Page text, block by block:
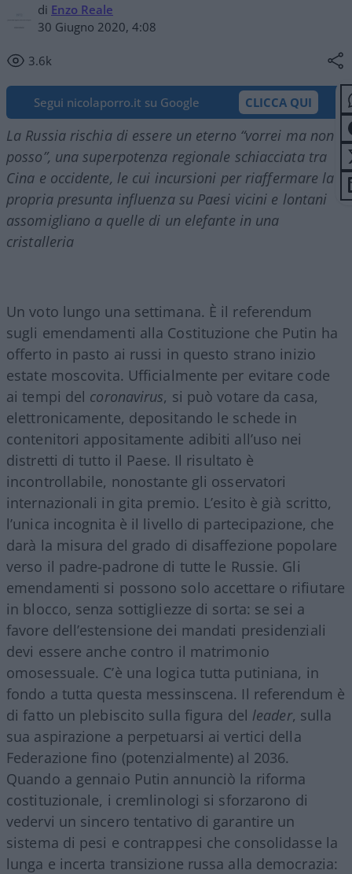
di Enzo Reale
30 Giugno 2020, 4:08
3.6k
Segui nicolaporro.it su Google CLICCA QUI
La Russia rischia di essere un eterno “vorrei ma non
posso”, una superpotenza regionale schiacciata tra
Cina e occidente, le cui incursioni per riaffermare la
propria presunta influenza su Paesi vicini e lontani
assomigliano a quelle di un elefante in una
cristalleria
Un voto lungo una settimana. È il referendum
sugli emendamenti alla Costituzione che Putin ha
offerto in pasto ai russi in questo strano inizio
estate moscovita. Ufficialmente per evitare code
ai tempi del coronavirus, si può votare da casa,
elettronicamente, depositando le schede in
contenitori appositamente adibiti all’uso nei
distretti di tutto il Paese. Il risultato è
incontrollabile, nonostante gli osservatori
internazionali in gita premio. L’esito è già scritto,
l’unica incognita è il livello di partecipazione, che
darà la misura del grado di disaffezione popolare
verso il padre-padrone di tutte le Russie. Gli
emendamenti si possono solo accettare o rifiutare
in blocco, senza sottigliezze di sorta: se sei a
favore dell’estensione dei mandati presidenziali
devi essere anche contro il matrimonio
omosessuale. C’è una logica tutta putiniana, in
fondo a tutta questa messinscena. Il referendum è
di fatto un plebiscito sulla figura del leader, sulla
sua aspirazione a perpetuarsi ai vertici della
Federazione fino (potenzialmente) al 2036.
Quando a gennaio Putin annunciò la riforma
costituzionale, i cremlinologi si sforzarono di
vedervi un sincero tentativo di garantire un
sistema di pesi e contrappesi che consolidasse la
lunga e incerta transizione russa alla democrazia: